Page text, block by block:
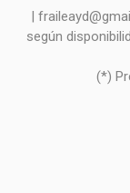
|
según
(*)